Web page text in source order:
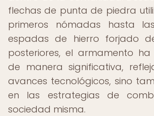
flechas de punta de piedra
primeros nómadas hasta
espadas de hierro forjado
posteriores, el armamento ha
de manera significativa,
avances tecnológicos, sino
en las estrategias de
sociedad misma.